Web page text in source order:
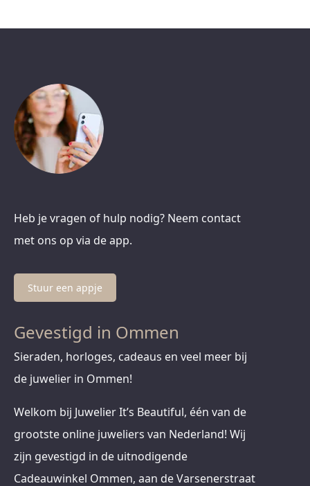
Heb je vragen of hulp nodig? Neem contact
met ons op via de app.
Stuur een appje
Gevestigd in Ommen
Sieraden, horloges, cadeaus en veel meer bij
de juwelier in Ommen!
Welkom bij Juwelier It’s Beautiful, één van de
grootste online juweliers van Nederland! Wij
zijn gevestigd in de uitnodigende
Cadeauwinkel Ommen, aan de Varsenerstraat